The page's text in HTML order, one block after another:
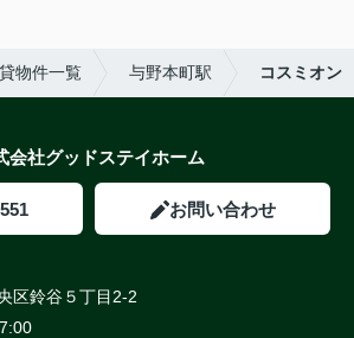
物件一覧 与野本町駅 コスミオン
会社グッドステイホーム
お問い合わせ
区鈴谷５丁目2-2